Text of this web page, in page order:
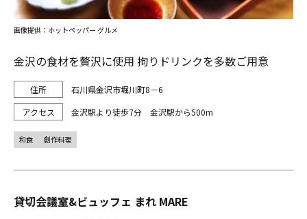
金沢の食材を贅沢に使用 拘りドリンクを多数ご用意
石川県金沢市堀川町8－6
金沢駅より徒歩7分 金沢駅から500m
画像提供：ホットペッパー グルメ
和食 創作料理
貸切会議室&ビュッフェ まれ MARE